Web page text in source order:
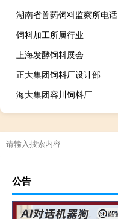
湖南省兽药饲料监察所电话
饲料加工所属行业
上海发酵饲料展会
正大集团饲料厂设计部
海大集团容川饲料厂
公告